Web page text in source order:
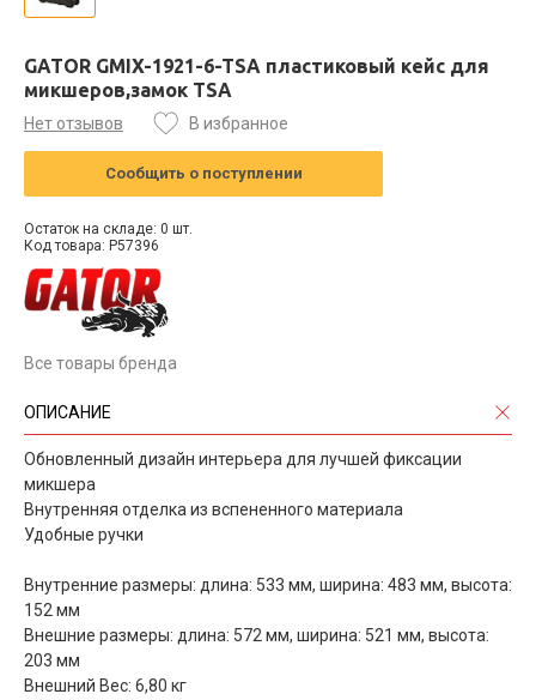
GATOR GMIX-1921-6-TSA пластиковый кейс для
микшеров,замок TSA
Нет отзывов В избранное
Сообщить о поступлении
Остаток на складе: 0 шт.
Код товара: P57396
Все товары бренда
ОПИСАНИЕ
Обновленный дизайн интерьера для лучшей фиксации
микшера
Внутренняя отделка из вспененного материала
Удобные ручки
Внутренние размеры: длина: 533 мм, ширина: 483 мм, высота:
152 мм
Внешние размеры: длина: 572 мм, ширина: 521 мм, высота:
203 мм
Внешний Вес: 6,80 кг